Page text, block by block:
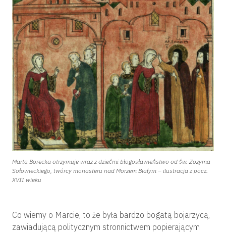
Marta Borecka otrzymuje wraz z dziećmi błogosławieństwo od św. Zozyma
Sołowieckiego, twórcy monasteru nad Morzem Białym – ilustracja z pocz.
XVII wieku
Co wiemy o Marcie, to że była bardzo bogatą bojarzycą,
zawiadującą politycznym stronnictwem popierającym